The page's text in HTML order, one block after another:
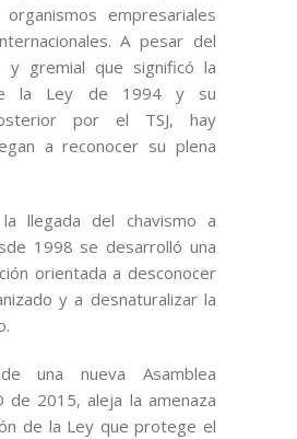
empresariales
A pesar del
y gremial que significó la
la Ley de 1994 y su
por el TSJ, hay
a reconocer su plena
llegada del chavismo a
1998 se desarrolló una
orientada a desconocer
y a desnaturalizar la
una nueva Asamblea
de 2015, aleja la amenaza
de la Ley que protege el